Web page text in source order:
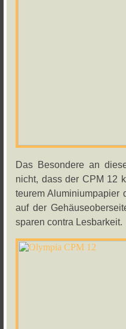
Das Besondere an
nicht, dass der CPM 12
teurem Aluminiumpapier
auf der
sparen contra Lesbarkeit.